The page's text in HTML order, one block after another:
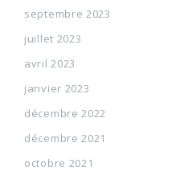
septembre 2023
juillet 2023
avril 2023
janvier 2023
décembre 2022
décembre 2021
octobre 2021